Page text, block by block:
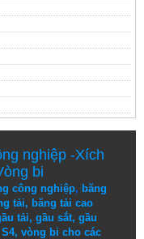
nghiệp-Xích
bi
công nghiệp, băng
tải, băng tải cao
tải, gầu sắt, gầu
, vòng bi cho các